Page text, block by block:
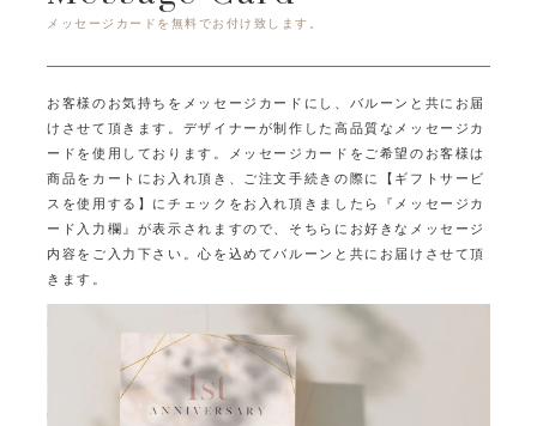
メッセージカードを無料でお付け致します。
お客様のお気持ちをメッセージカードにし、バルーンと共にお届
けさせて頂きます。 デザイナーが制作した高品質なメッセージカ
ードを使用しております。
メッセージカードをご希望のお客様は
商品をカートにお入れ頂き、ご注文手続きの際に
【ギフトサービ
スを使用する】にチェックをお入れ頂きましたら
『メッセージカ
ード入力欄』が表示されますので、そちらにお好きなメッセージ
内容をご入力下さい。心を込めてバルーンと共にお届けさせて頂
きます。